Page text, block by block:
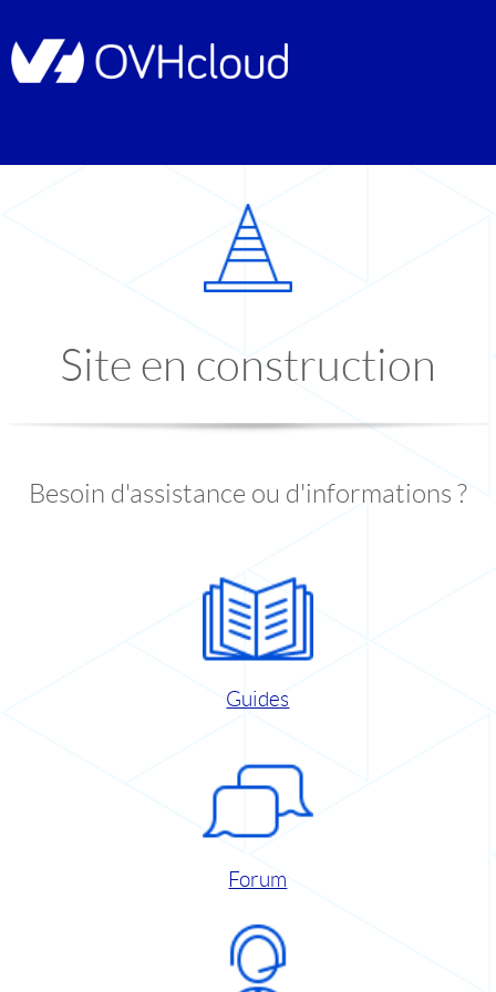
Site en construction
Besoin d'assistance ou d'informations ?
Guides
Forum